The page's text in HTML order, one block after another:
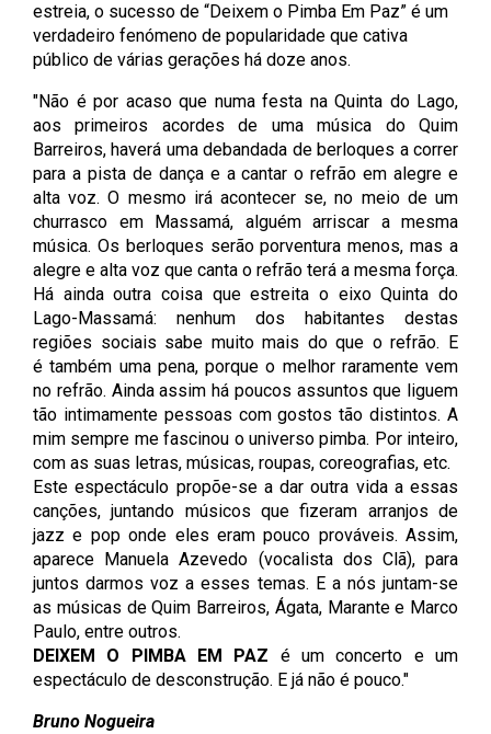
estreia, o sucesso de “Deixem o Pimba Em Paz” é um
verdadeiro fenómeno de popularidade que cativa
público de várias gerações há doze anos.
"Não é por acaso que numa festa na Quinta do Lago,
aos primeiros acordes de uma música do Quim
Barreiros, haverá uma debandada de berloques a correr
para a pista de dança e a cantar o refrão em alegre e
alta voz. O mesmo irá acontecer se, no meio de um
churrasco em Massamá, alguém arriscar a mesma
música. Os berloques serão porventura menos, mas a
alegre e alta voz que canta o refrão terá a mesma força.
Há ainda outra coisa que estreita o eixo Quinta do
Lago-Massamá: nenhum dos habitantes destas
regiões sociais sabe muito mais do que o refrão. E
é também uma pena, porque o melhor raramente vem
no refrão. Ainda assim há poucos assuntos que liguem
tão intimamente pessoas com gostos tão distintos. A
mim sempre me fascinou o universo pimba. Por inteiro,
com as suas letras, músicas, roupas, coreografias, etc.
Este espectáculo propõe-se a dar outra vida a essas
canções, juntando músicos que fizeram arranjos de
jazz e pop onde eles eram pouco prováveis. Assim,
aparece Manuela Azevedo (vocalista dos Clã), para
juntos darmos voz a esses temas. E a nós juntam-se
as músicas de Quim Barreiros, Ágata, Marante e Marco
Paulo, entre outros.
DEIXEM O PIMBA EM PAZ é um concerto e um
espectáculo de desconstrução. E já não é pouco."
Bruno Nogueira